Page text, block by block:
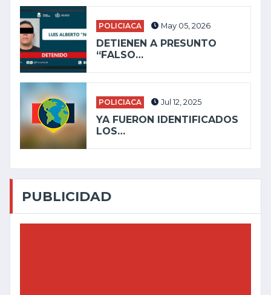
POLICIACA May 05, 2026
DETIENEN A PRESUNTO
“FALSO…
POLICIACA Jul 12, 2025
YA FUERON IDENTIFICADOS
LOS…
PUBLICIDAD